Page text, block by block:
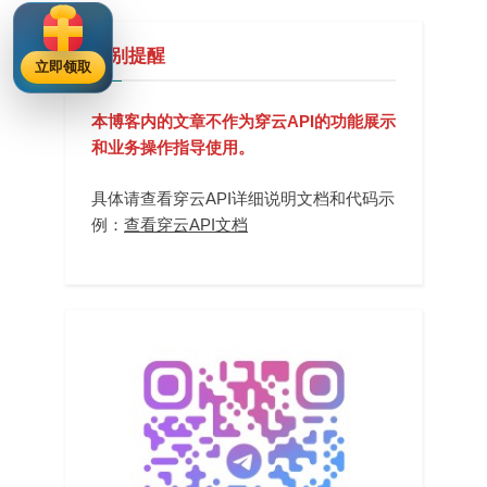
特别提醒
本博客内的文章不作为穿云API的功能展示
和业务操作指导使用。
具体请查看穿云API详细说明文档和代码示
例： 查看穿云API文档
立即领取